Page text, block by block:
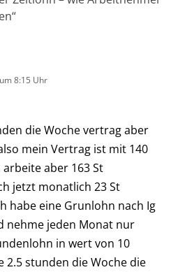
“
8:15 Uhr
die Woche vertrag aber
mein Vertrag ist mit 140
aber 163 St
jetzt monatlich 23 St
habe eine Grunlohn nach Ig
nehme jeden Monat nur
in wert von 10
2.5 stunden die Woche die